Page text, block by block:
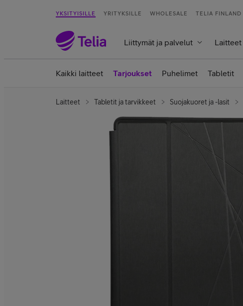
YKSITYISILLE YRITYKSILLE WHOLESALE TELIA FINLAND
Liittymät ja palvelut Laitteet
Kaikki laitteet Tarjoukset Puhelimet Tabletit
Laitteet Tabletit ja tarvikkeet Suojakuoret ja -lasit